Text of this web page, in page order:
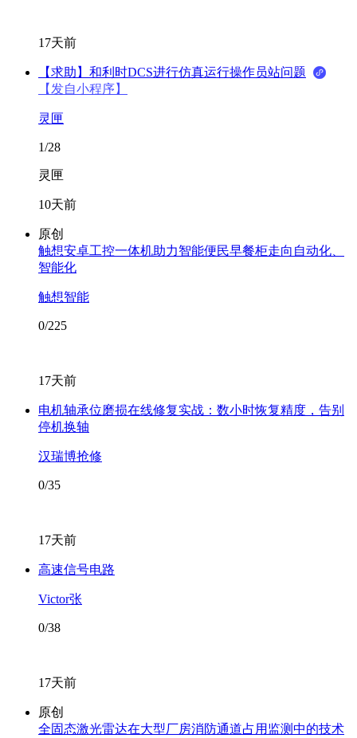
17天前
【求助】和利时DCS进行仿真运行操作员站问题
【发自小程序】
灵匣
1/28
灵匣
10天前
原创
触想安卓工控一体机助力智能便民早餐柜走向自动化、
智能化
触想智能
0/225
17天前
电机轴承位磨损在线修复实战：数小时恢复精度，告别
停机换轴
汉瑞博抢修
0/35
17天前
高速信号电路
Victor张
0/38
17天前
原创
全固态激光雷达在大型厂房消防通道占用监测中的技术